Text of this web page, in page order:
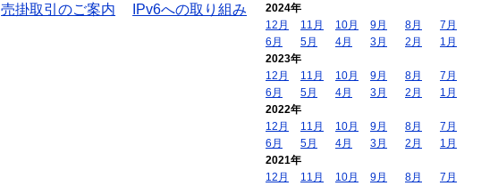
売掛取引のご案内
IPv6への取り組み
2024年
12月
11月 10月 9月 8月
7月
6月
5月 4月 3月 2月
1月
2023年
12月
11月 10月 9月 8月
7月
6月
5月 4月 3月 2月
1月
2022年
12月
11月 10月 9月 8月
7月
6月
5月 4月 3月 2月
1月
2021年
12月
11月 10月 9月 8月
7月